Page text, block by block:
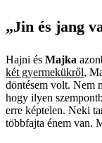
„Jin és jang
Hajni és Majka
két gyermekükről,
döntésem volt. Nem
hogy ilyen
erre képtelen. Neki
többfajta énem van.